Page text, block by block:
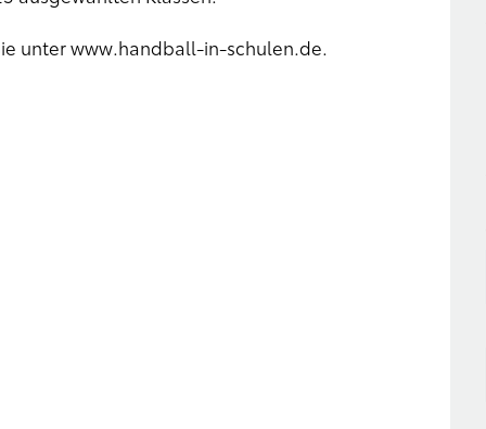
unterwww.handball-in-schulen.de.